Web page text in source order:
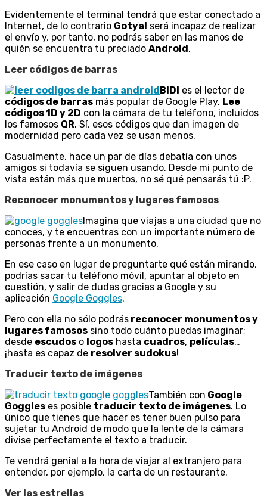
Evidentemente el terminal tendrá que estar conectado a
Internet, de lo contrario Gotya! será incapaz de realizar
el envío y, por tanto, no podrás saber en las manos de
quién se encuentra tu preciado Android.
Leer códigos de barras
BIDI es el lector de
códigos de barras más popular de Google Play. Lee
códigos 1D y 2D con la cámara de tu teléfono, incluidos
los famosos QR. Sí, esos códigos que dan imagen de
modernidad pero cada vez se usan menos.
Casualmente, hace un par de días debatía con unos
amigos si todavía se siguen usando. Desde mi punto de
vista están más que muertos, no sé qué pensarás tú :P.
Reconocer monumentos y lugares famosos
Imagina que viajas a una ciudad que no
conoces, y te encuentras con un importante número de
personas frente a un monumento.
En ese caso en lugar de preguntarte qué están mirando,
podrías sacar tu teléfono móvil, apuntar al objeto en
cuestión, y salir de dudas gracias a Google y su
aplicación Google Goggles.
Pero con ella no sólo podrás reconocer monumentos y
lugares famosos sino todo cuánto puedas imaginar;
desde escudos o logos hasta cuadros, películas…
¡hasta es capaz de resolver sudokus!
Traducir texto de imágenes
También con Google
Goggles es posible traducir texto de imágenes. Lo
único que tienes que hacer es tener buen pulso para
sujetar tu Android de modo que la lente de la cámara
divise perfectamente el texto a traducir.
Te vendrá genial a la hora de viajar al extranjero para
entender, por ejemplo, la carta de un restaurante.
Ver las estrellas